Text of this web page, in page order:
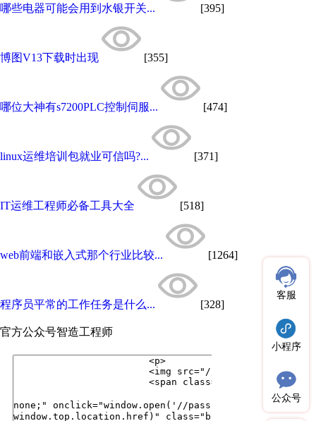
哪些电器可能会用到水银开关... [395]
博图V13下载时出现 [355]
哪位大神有s7200PLC控制伺服... [474]
linux运维培训包就业可信吗?... [371]
IT运维工程师必备工具大全 [518]
web前端和嵌入式那个行业比较... [1264]
程序员平常的工作任务是什么... [328]
官方公众号智造工程师
客服
小程序
公众号